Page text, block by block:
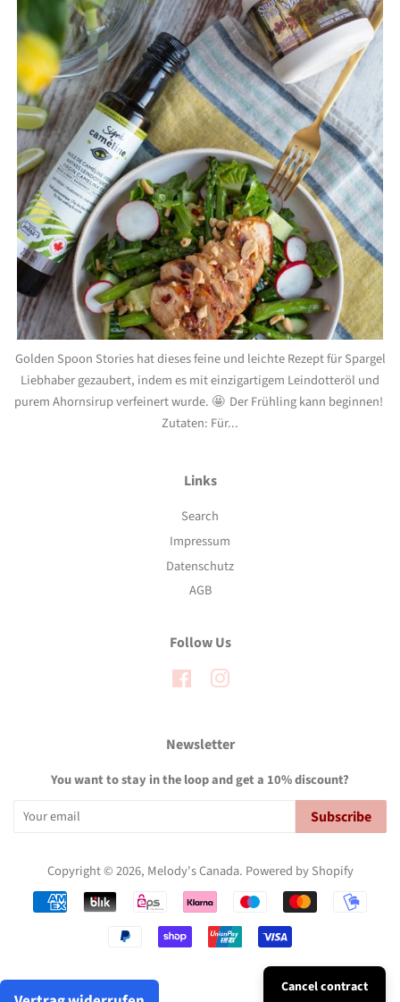
Golden Spoon Stories hat dieses feine und leichte Rezept für Spargel
Liebhaber gezaubert, indem es mit einzigartigem Leindotteröl und
purem Ahornsirup verfeinert wurde. 🤩 Der Frühling kann beginnen!
Zutaten: Für...
Links
Search
Impressum
Datenschutz
AGB
Follow Us
FacebookInstagram
Newsletter
You want to stay in the loop and get a 10% discount?
Subscribe
Copyright © 2026, Melody's Canada. Powered by Shopify
Payment
icons
Cancel contract